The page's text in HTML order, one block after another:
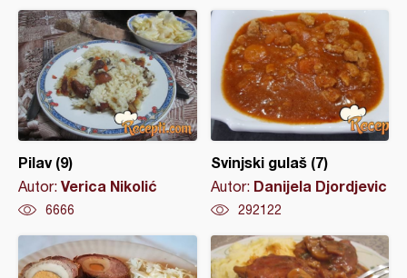
Pilav (9)
Autor: Verica Nikolić
6666
Svinjski gulaš (7)
Autor: Danijela Djordjevic
292122